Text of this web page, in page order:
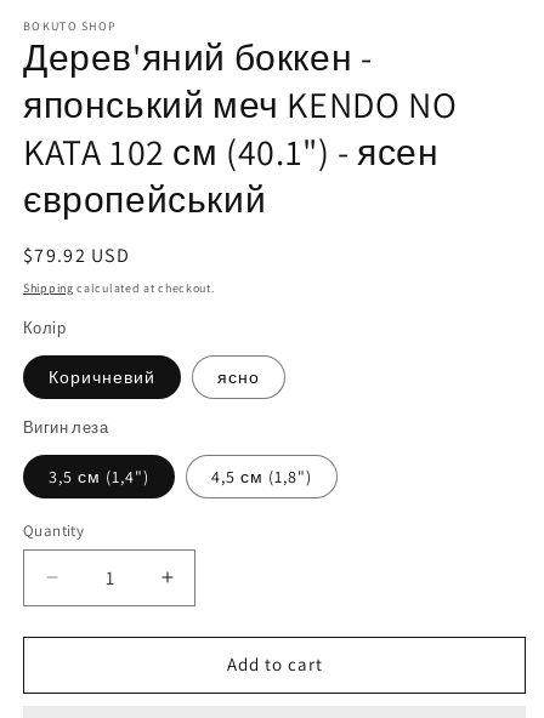
BOKUTO SHOP
Дерев'яний боккен -
японський меч KENDO NO
KATA 102 см (40.1") - ясен
європейський
Regular
price
$79.92 USD
Shipping calculated at checkout.
Колір
Коричневий ясно
Вигин леза
3,5 см (1,4") 4,5 см (1,8")
Quantity
Quantity
Decrease
quantity
for
боккен
Increase
quantity
for
Дерев&#39;яний
боккен
Add to cart